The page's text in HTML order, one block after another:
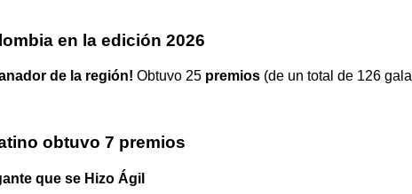
en la edición 2026
de la región! Obtuvo 25 premios (de un total de 126
obtuvo 7 premios
que se Hizo Ágil